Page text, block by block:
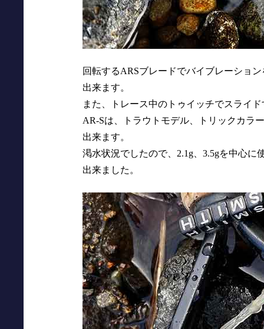
回転するARSブレードでバイブレーショ
出来ます。
また、トレース中のトゥイッチでスライ
AR-Sは、トラウトモデル、トリックカラ
出来ます。
渇水状況でしたので、2.1g、3.5gを中心
出来ました。